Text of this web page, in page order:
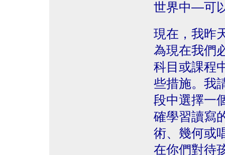
世界中—可
現在，我昨
為現在我們
科目或課程
些措施。我
段中選擇一
確學習讀寫
術、幾何或
在你們對待